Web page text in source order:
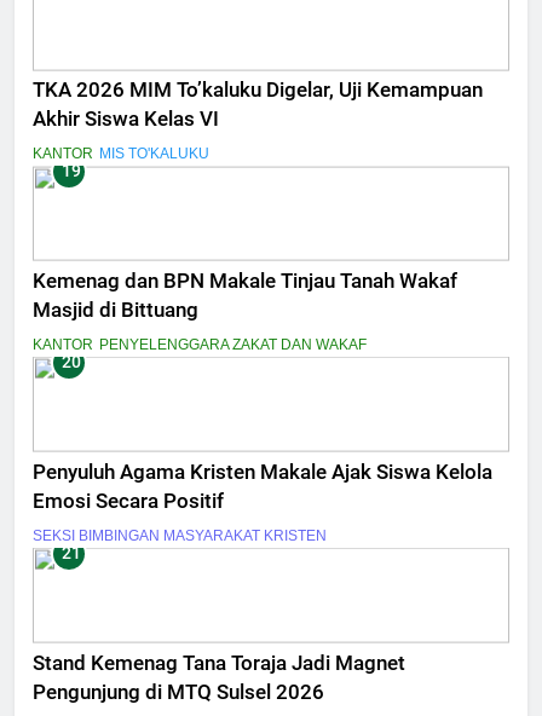
TKA 2026 MIM To’kaluku Digelar, Uji Kemampuan
Akhir Siswa Kelas VI
KANTOR MIS TO'KALUKU
19
Kemenag dan BPN Makale Tinjau Tanah Wakaf
Masjid di Bittuang
KANTOR PENYELENGGARA ZAKAT DAN WAKAF
20
Penyuluh Agama Kristen Makale Ajak Siswa Kelola
Emosi Secara Positif
SEKSI BIMBINGAN MASYARAKAT KRISTEN
21
Stand Kemenag Tana Toraja Jadi Magnet
Pengunjung di MTQ Sulsel 2026